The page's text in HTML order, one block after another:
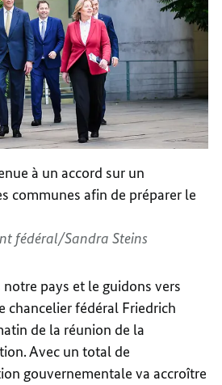
à un accord sur un
communes afin de préparer le
fédéral/Sandra Steins
pays et le guidons vers
chancelier fédéral Friedrich
de la réunion de la
Avec un total de
gouvernementale va accroître